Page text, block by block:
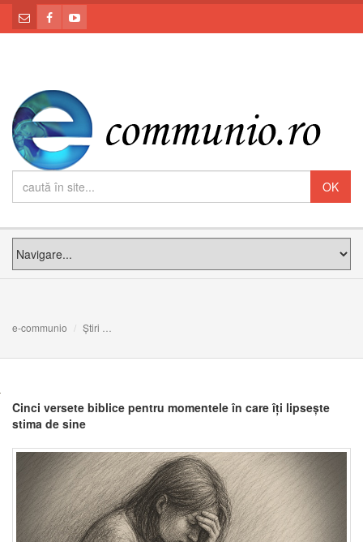
e-communio Știri
Cinci versete biblice pentru momentele în care îți lipsește
stima de sine